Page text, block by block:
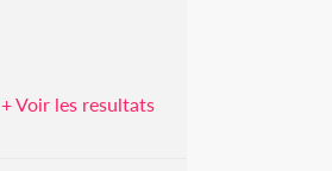
+ Voir les resultats